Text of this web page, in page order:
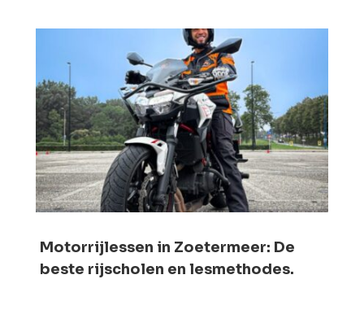
Motorrijlessen in Zoetermeer: De
beste rijscholen en lesmethodes.​​